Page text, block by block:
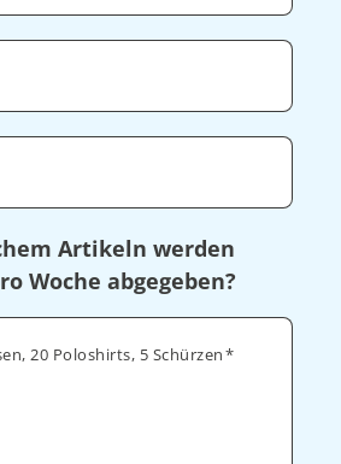
Artikeln werden
Woche abgegeben?
20 Poloshirts, 5 Schürzen